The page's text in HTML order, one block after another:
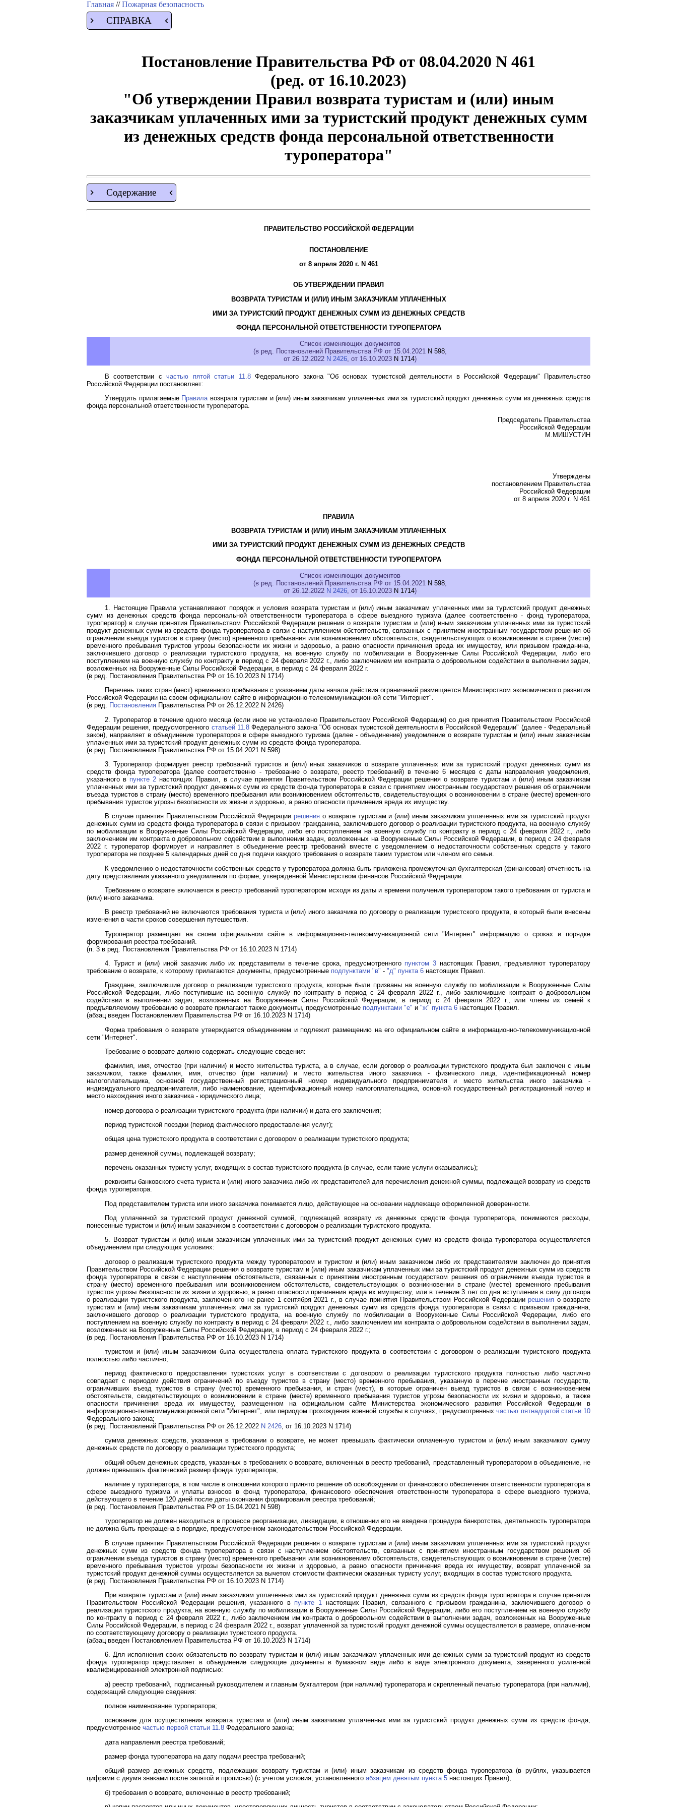
Главная //Пожарная безопасность
СПРАВКА
Постановление Правительства РФ от 08.04.2020 N 461
(ред. от 16.10.2023)
"Об утверждении Правил возврата туристам и (или) иным
заказчикам уплаченных ими за туристский продукт денежных сумм
из денежных средств фонда персональной ответственности
туроператора"
Содержание
ПРАВИТЕЛЬСТВО РОССИЙСКОЙ ФЕДЕРАЦИИ
ПОСТАНОВЛЕНИЕ
от 8 апреля 2020 г. N 461
ОБ УТВЕРЖДЕНИИ ПРАВИЛ
ВОЗВРАТА ТУРИСТАМ И (ИЛИ) ИНЫМ ЗАКАЗЧИКАМ УПЛАЧЕННЫХ
ИМИ ЗА ТУРИСТСКИЙ ПРОДУКТ ДЕНЕЖНЫХ СУММ ИЗ ДЕНЕЖНЫХ СРЕДСТВ
ФОНДА ПЕРСОНАЛЬНОЙ ОТВЕТСТВЕННОСТИ ТУРОПЕРАТОРА
Список изменяющих документов
(в ред. Постановлений Правительства РФ от 15.04.2021 N 598,
от 26.12.2022 N 2426, от 16.10.2023 N 1714)
В соответствии счастью пятой статьи 11.8Федерального закона "Об основах туристской деятельности в Российской Федерации" Правительство
Российской Федерации постановляет:
Утвердить прилагаемые Правила возврата туристам и (или) иным заказчикам уплаченных ими за туристский продукт денежных сумм из денежных средств
фонда персональной ответственности туроператора.
Председатель Правительства
Российской Федерации
М.МИШУСТИН
Утверждены
постановлением Правительства
Российской Федерации
от 8 апреля 2020 г. N 461
ПРАВИЛА
ВОЗВРАТА ТУРИСТАМ И (ИЛИ) ИНЫМ ЗАКАЗЧИКАМ УПЛАЧЕННЫХ
ИМИ ЗА ТУРИСТСКИЙ ПРОДУКТ ДЕНЕЖНЫХ СУММ ИЗ ДЕНЕЖНЫХ СРЕДСТВ
ФОНДА ПЕРСОНАЛЬНОЙ ОТВЕТСТВЕННОСТИ ТУРОПЕРАТОРА
Список изменяющих документов
(в ред. Постановлений Правительства РФ от 15.04.2021 N 598,
от 26.12.2022 N 2426, от 16.10.2023 N 1714)
1. Настоящие Правила устанавливают порядок и условия возврата туристам и (или) иным заказчикам уплаченных ими за туристский продукт денежных
сумм из денежных средств фонда персональной ответственности туроператора в сфере выездного туризма (далее соответственно - фонд туроператора,
туроператор) в случае принятия Правительством Российской Федерации решения о возврате туристам и (или) иным заказчикам уплаченных ими за туристский
продукт денежных сумм из средств фонда туроператора в связи с наступлением обстоятельств, связанных с принятием иностранным государством решения об
ограничении въезда туристов в страну (место) временного пребывания или возникновением обстоятельств, свидетельствующих о возникновении в стране (месте)
временного пребывания туристов угрозы безопасности их жизни и здоровью, а равно опасности причинения вреда их имуществу, или призывом гражданина,
заключившего договор о реализации туристского продукта, на военную службу по мобилизации в Вооруженные Силы Российской Федерации, либо его
поступлением на военную службу по контракту в период с 24 февраля 2022 г., либо заключением им контракта о добровольном содействии в выполнении задач,
возложенных на Вооруженные Силы Российской Федерации, в период с 24 февраля 2022 г.
(в ред.
Постановления Правительства РФ от 16.10.2023 N 1714)
Перечень таких стран (мест) временного пребывания с указанием даты начала действия ограничений размещается Министерством экономического развития
Российской Федерации на своем официальном сайте в информационно-телекоммуникационной сети "Интернет".
(в ред. Постановления Правительства РФ от 26.12.2022 N 2426)
2. Туроператор в течение одного месяца (если иное не установлено Правительством Российской Федерации) со дня принятия Правительством Российской
Федерации решения, предусмотренного статьей 11.8Федерального закона "Об основах туристской деятельности в Российской Федерации" (далее - Федеральный
закон), направляет в объединение туроператоров в сфере выездного туризма (далее - объединение) уведомление о возврате туристам и (или) иным заказчикам
уплаченных ими за туристский продукт денежных сумм из средств фонда туроператора.
(в ред. Постановления Правительства РФ от 15.04.2021 N 598)
3. Туроператор формирует реестр требований туристов и (или) иных заказчиков о возврате уплаченных ими за туристский продукт денежных сумм из
средств фонда туроператора (далее соответственно - требование о возврате, реестр требований) в течение 6 месяцев с даты направления уведомления,
указанного в пункте 2 настоящих Правил, в случае принятия Правительством Российской Федерации решения о возврате туристам и (или) иным заказчикам
уплаченных ими за туристский продукт денежных сумм из средств фонда туроператора в связи с принятием иностранным государством решения об ограничении
въезда туристов в страну (место) временного пребывания или возникновением обстоятельств, свидетельствующих о возникновении в стране (месте) временного
пребывания туристов угрозы безопасности их жизни и здоровью, а равно опасности причинения вреда их имуществу.
В случае принятия Правительством Российской Федерации решенияо возврате туристам и (или) иным заказчикам уплаченных ими за туристский продукт
денежных сумм из средств фонда туроператора в связи с призывом гражданина, заключившего договор о реализации туристского продукта, на военную службу
по мобилизации в Вооруженные Силы Российской Федерации, либо его поступлением на военную службу по контракту в период с 24 февраля 2022 г., либо
заключением им контракта о добровольном содействии в выполнении задач, возложенных на Вооруженные Силы Российской Федерации, в период с 24 февраля
2022 г. туроператор формирует и направляет в объединение реестр требований вместе с уведомлением о недостаточности собственных средств у такого
туроператора не позднее 5 календарных дней со дня подачи каждого требования о возврате таким туристом или членом его семьи.
К уведомлению о недостаточности собственных средств у туроператора должна быть приложена промежуточная бухгалтерская (финансовая) отчетность на
дату представления указанного уведомления по форме, утвержденной Министерством финансов Российской Федерации.
Требование о возврате включается в реестр требований туроператором исходя из даты и времени получения туроператором такого требования от туриста и
(или) иного заказчика.
В реестр требований не включаются требования туриста и (или) иного заказчика по договору о реализации туристского продукта, в который были внесены
изменения в части сроков совершения путешествия.
Туроператор размещает на своем официальном сайте в информационно-телекоммуникационной сети "Интернет" информацию о сроках и порядке
формирования реестра требований.
(п. 3 в ред. Постановления Правительства РФ от 16.10.2023 N 1714)
4. Турист и (или) иной заказчик либо их представители в течение срока, предусмотренного пунктом 3 настоящих Правил, предъявляют туроператору
требование о возврате, к которому прилагаются документы, предусмотренные подпунктами "в" - "д" пункта 6 настоящих Правил.
Граждане, заключившие договор о реализации туристского продукта, которые были призваны на военную службу по мобилизации в Вооруженные Силы
Российской Федерации, либо поступившие на военную службу по контракту в период с 24 февраля 2022 г., либо заключившие контракт о добровольном
содействии в выполнении задач, возложенных на Вооруженные Силы Российской Федерации, в период с 24 февраля 2022 г., или члены их семей к
предъявляемому требованию о возврате прилагают также документы, предусмотренные подпунктами "е" и "ж" пункта 6 настоящих Правил.
(абзац введен Постановлением Правительства РФ от 16.10.2023 N 1714)
Форма требования о возврате утверждается объединением и подлежит размещению на его официальном сайте в информационно-телекоммуникационной
сети "Интернет".
Требование о возврате должно содержать следующие сведения:
фамилия, имя, отчество (при наличии) и место жительства туриста, а в случае, если договор о реализации туристского продукта был заключен с иным
заказчиком, также фамилия, имя, отчество (при наличии) и место жительства иного заказчика - физического лица, идентификационный номер
налогоплательщика, основной государственный регистрационный номер индивидуального предпринимателя и место жительства иного заказчика -
индивидуального предпринимателя, либо наименование, идентификационный номер налогоплательщика, основной государственный регистрационный номер и
место нахождения иного заказчика - юридического лица;
номер договора о реализации туристского продукта (при наличии) и дата его заключения;
период туристской поездки (период фактического предоставления услуг);
общая цена туристского продукта в соответствии с договором о реализации туристского продукта;
размер денежной суммы, подлежащей возврату;
перечень оказанных туристу услуг, входящих в состав туристского продукта (в случае, если такие услуги оказывались);
реквизиты банковского счета туриста и (или) иного заказчика либо их представителей для перечисления денежной суммы, подлежащей возврату из средств
фонда туроператора.
Под представителем туриста или иного заказчика понимается лицо, действующее на основании надлежаще оформленной доверенности.
Под уплаченной за туристский продукт денежной суммой, подлежащей возврату из денежных средств фонда туроператора, понимаются расходы,
понесенные туристом и (или) иным заказчиком в соответствии с договором о реализации туристского продукта.
5. Возврат туристам и (или) иным заказчикам уплаченных ими за туристский продукт денежных сумм из средств фонда туроператора осуществляется
объединением при следующих условиях:
договор о реализации туристского продукта между туроператором и туристом и (или) иным заказчиком либо их представителями заключен до принятия
Правительством Российской Федерации решения о возврате туристам и (или) иным заказчикам уплаченных ими за туристский продукт денежных сумм из средств
фонда туроператора в связи с наступлением обстоятельств, связанных с принятием иностранным государством решения об ограничении въезда туристов в
страну (место) временного пребывания или возникновением обстоятельств, свидетельствующих о возникновении в стране (месте) временного пребывания
туристов угрозы безопасности их жизни и здоровью, а равно опасности причинения вреда их имуществу, или в течение 3 лет со дня вступления в силу договора
о реализации туристского продукта, заключенного не ранее 1 сентября 2021 г., в случае принятия Правительством Российской Федерациирешения о возврате
туристам и (или) иным заказчикам уплаченных ими за туристский продукт денежных сумм из средств фонда туроператора в связи с призывом гражданина,
заключившего договор о реализации туристского продукта, на военную службу по мобилизации в Вооруженные Силы Российской Федерации, либо его
поступлением на военную службу по контракту в период с 24 февраля 2022 г., либо заключением им контракта о добровольном содействии в выполнении задач,
возложенных на Вооруженные Силы Российской Федерации, в период с 24 февраля 2022 г.;
(в ред. Постановления Правительства РФ от 16.10.2023 N 1714)
туристом и (или) иным заказчиком была осуществлена оплата туристского продукта в соответствии с договором о реализации туристского продукта
полностью либо частично;
период фактического предоставления туристских услуг в соответствии с договором о реализации туристского продукта полностью либо частично
совпадает с периодом действия ограничений по въезду туристов в страну (место) временного пребывания, указанную в перечне иностранных государств,
ограничивших въезд туристов в страну (место) временного пребывания, и стран (мест), в которые ограничен выезд туристов в связи с возникновением
обстоятельств, свидетельствующих о возникновении в стране (месте) временного пребывания туристов угрозы безопасности их жизни и здоровью, а также
опасности причинения вреда их имуществу, размещенном на официальном сайте Министерства экономического развития Российской Федерации в
информационно-телекоммуникационной сети "Интернет", или периодом прохождения военной службы в случаях, предусмотренныхчастью пятнадцатой статьи 10
Федерального закона;
(в ред. Постановлений Правительства РФ от 26.12.2022 N 2426, от 16.10.2023 N 1714)
сумма денежных средств, указанная в требовании о возврате, не может превышать фактически оплаченную туристом и (или) иным заказчиком сумму
денежных средств по договору о реализации туристского продукта;
общий объем денежных средств, указанных в требованиях о возврате, включенных в реестр требований, представленный туроператором в объединение, не
должен превышать фактический размер фонда туроператора;
наличие у туроператора, в том числе в отношении которого принято решение об освобождении от финансового обеспечения ответственности туроператора в
сфере выездного туризма и уплаты взносов в фонд туроператора, финансового обеспечения ответственности туроператора в сфере выездного туризма,
действующего в течение 120 дней после даты окончания формирования реестра требований;
(в ред. Постановления Правительства РФ от 15.04.2021 N 598)
туроператор не должен находиться в процессе реорганизации, ликвидации, в отношении его не введена процедура банкротства, деятельность туроператора
не должна быть прекращена в порядке, предусмотренном законодательством Российской Федерации.
В случае принятия Правительством Российской Федерации решения о возврате туристам и (или) иным заказчикам уплаченных ими за туристский продукт
денежных сумм из средств фонда туроператора в связи с наступлением обстоятельств, связанных с принятием иностранным государством решения об
ограничении въезда туристов в страну (место) временного пребывания или возникновением обстоятельств, свидетельствующих о возникновении в стране (месте)
временного пребывания туристов угрозы безопасности их жизни и здоровью, а равно опасности причинения вреда их имуществу, возврат уплаченной за
туристский продукт денежной суммы осуществляется за вычетом стоимости фактически оказанных туристу услуг, входящих в состав туристского продукта.
(в ред.
Постановления Правительства РФ от 16.10.2023 N 1714)
При возврате туристам и (или) иным заказчикам уплаченных ими за туристский продукт денежных сумм из средств фонда туроператора в случае принятия
Правительством Российской Федерации решения, указанного в пункте 1настоящих Правил, связанного с призывом гражданина, заключившего договор о
реализации туристского продукта, на военную службу по мобилизации в Вооруженные Силы Российской Федерации, либо его поступлением на военную службу
по контракту в период с 24 февраля 2022 г., либо заключением им контракта о добровольном содействии в выполнении задач, возложенных на Вооруженные
Силы Российской Федерации, в период с 24 февраля 2022 г., возврат уплаченной за туристский продукт денежной суммы осуществляется в размере, оплаченном
по соответствующему договору о реализации туристского продукта.
(абзац введен Постановлением Правительства РФ от 16.10.2023 N 1714)
6. Для исполнения своих обязательств по возврату туристам и (или) иным заказчикам уплаченных ими денежных сумм за туристский продукт из средств
фонда туроператор представляет в объединение следующие документы в бумажном виде либо в виде электронного документа, заверенного усиленной
квалифицированной электронной подписью:
а) реестр требований, подписанный руководителем и главным бухгалтером (при наличии) туроператора и скрепленный печатью туроператора (при наличии),
содержащий следующие сведения:
полное наименование туроператора;
основание для осуществления возврата туристам и (или) иным заказчикам уплаченных ими за туристский продукт денежных сумм из средств фонда,
предусмотренное частью первой статьи 11.8 Федерального закона;
дата направления реестра требований;
размер фонда туроператора на дату подачи реестра требований;
общий размер денежных средств, подлежащих возврату туристам и (или) иным заказчикам из средств фонда туроператора (в рублях, указывается
цифрами с двумя знаками после запятой и прописью) (с учетом условия, установленного абзацем девятым пункта 5 настоящих Правил);
б) требования о возврате, включенные в реестр требований;